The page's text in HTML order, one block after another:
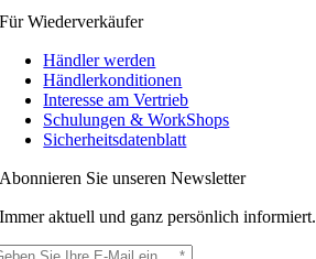
Für Wiederverkäufer
Händler werden
Händlerkonditionen
Interesse am Vertrieb
Schulungen & WorkShops
Sicherheitsdatenblatt
Abonnieren Sie unseren Newsletter
Immer aktuell und ganz persönlich informiert.